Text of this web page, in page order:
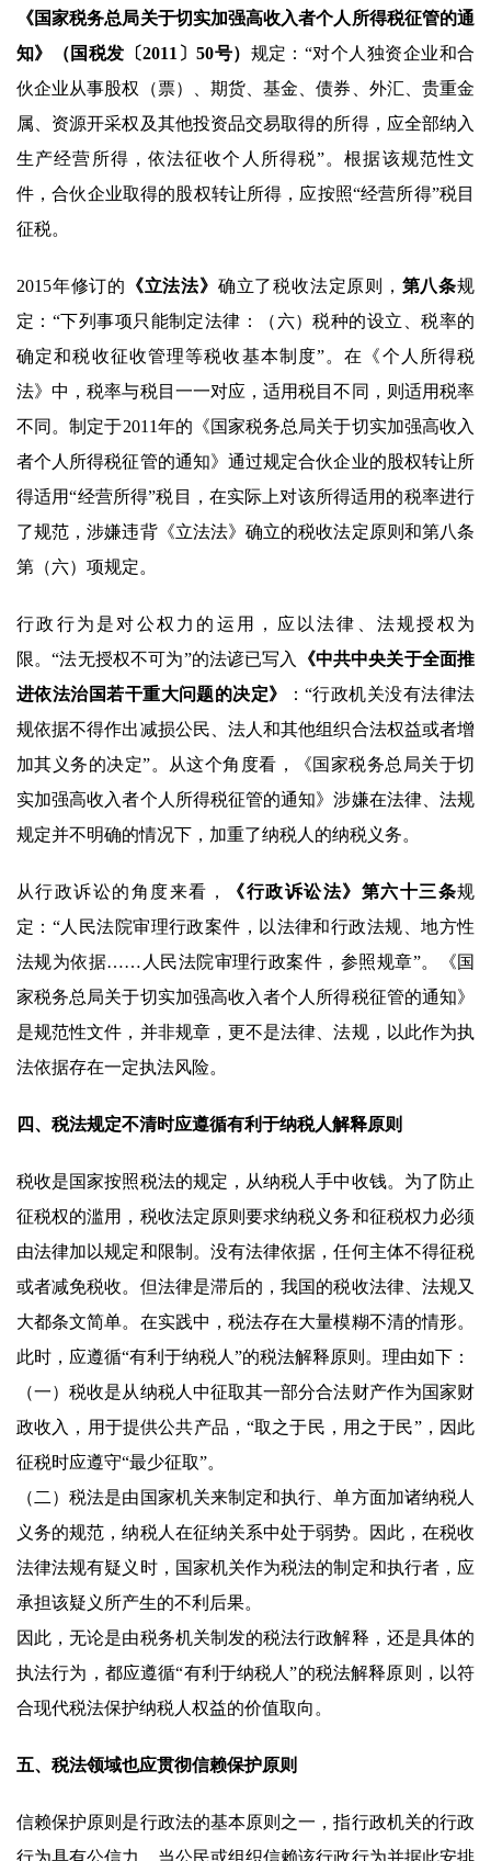
《国家税务总局关于切实加强高收入者个人所得税征管的通
知》（国税发〔2011〕50号） 规定：“对个人独资企业和合
伙企业从事股权（票）、期货、基金、债券、外汇、贵重金
属、资源开采权及其他投资品交易取得的所得，应全部纳入
生产经营所得，依法征收个人所得税”。根据该规范性文
件，合伙企业取得的股权转让所得，应按照“经营所得”税目
征税。
2015年修订的 《立法法》 确立了税收法定原则， 第八条规
定：“下列事项只能制定法律：（六）税种的设立、税率的
确定和税收征收管理等税收基本制度”。在《个人所得税
法》中，税率与税目一一对应，适用税目不同，则适用税率
不同。制定于2011年的《国家税务总局关于切实加强高收入
者个人所得税征管的通知》通过规定合伙企业的股权转让所
得适用“经营所得”税目，在实际上对该所得适用的税率进行
了规范，涉嫌违背《立法法》确立的税收法定原则和第八条
第（六）项规定。
行政行为是对公权力的运用，应以法律、法规授权为
限。“法无授权不可为”的法谚已写入
《中共中央关于全面推
进依法治国若干重大问题的决定》
：“行政机关没有法律法
规依据不得作出减损公民、法人和其他组织合法权益或者增
加其义务的决定”。从这个角度看，《国家税务总局关于切
实加强高收入者个人所得税征管的通知》涉嫌在法律、法规
规定并不明确的情况下，加重了纳税人的纳税义务。
从行政诉讼的角度来看， 《行政诉讼法》第六十三条规
定：“人民法院审理行政案件，以法律和行政法规、地方性
法规为依据……人民法院审理行政案件，参照规章”。《国
家税务总局关于切实加强高收入者个人所得税征管的通知》
是规范性文件，并非规章，更不是法律、法规，以此作为执
法依据存在一定执法风险。
四、 税法规定不清时应遵循有利于纳税人解释原则
税收是国家按照税法的规定，从纳税人手中收钱。为了防止
征税权的滥用，税收法定原则要求纳税义务和征税权力必须
由法律加以规定和限制。没有法律依据，任何主体不得征税
或者减免税收。但法律是滞后的，我国的税收法律、法规又
大都条文简单。在实践中，税法存在大量模糊不清的情形。
此时，应遵循“有利于纳税人”的税法解释原则。理由如下：
（一）税收是从纳税人中征取其一部分合法财产作为国家财
政收入，用于提供公共产品，“取之于民，用之于民”，因此
征税时应遵守“最少征取”。
（二）税法是由国家机关来制定和执行、单方面加诸纳税人
义务的规范，纳税人在征纳关系中处于弱势。因此，在税收
法律法规有疑义时，国家机关作为税法的制定和执行者，应
承担该疑义所产生的不利后果。
因此，无论是由税务机关制发的税法行政解释，还是具体的
执法行为，都应遵循“有利于纳税人”的税法解释原则，以符
合现代税法保护纳税人权益的价值取向。
五、 税法领域也应贯彻信赖保护原则
信赖保护原则是行政法的基本原则之一，指行政机关的行政